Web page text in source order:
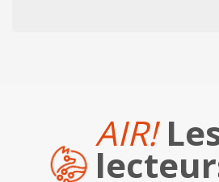
AIR!